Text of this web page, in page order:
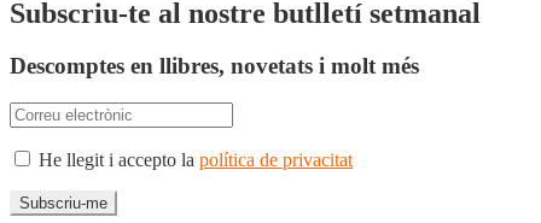
Subscriu-te al nostre butlletí setmanal
Descomptes en llibres, novetats i molt més
He llegit i accepto la política de privacitat